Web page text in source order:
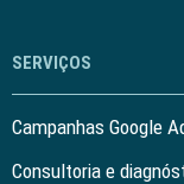
SERVIÇOS
Campanhas Google
Consultoria e